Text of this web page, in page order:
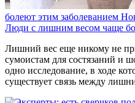
болеют этим заболеванием
Люди с лишним весом чаще
Лишний вес еще никому не
сумоистам для состязаний и
одно исследование, в ходе
существует связь между